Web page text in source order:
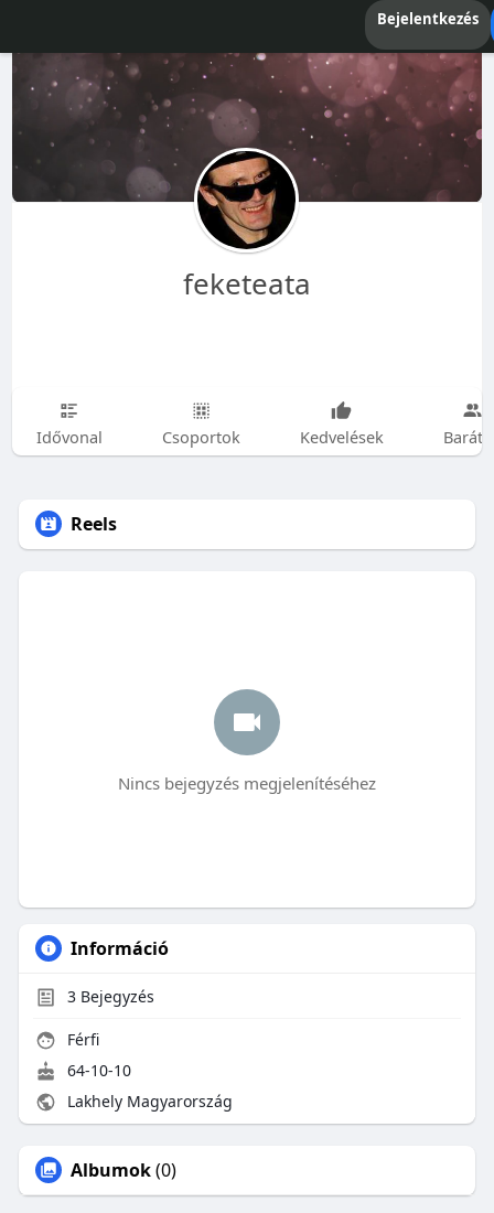
Bejelentkezés
feketeata
Idővonal Csoportok Kedvelések
Reels
Nincs bejegyzés megjelenítéséhez
Információ
3Bejegyzés
Férfi
64-10-10
Lakhely Magyarország
Albumok(0)